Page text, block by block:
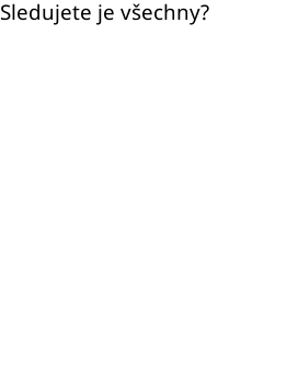
Sledujete je všechny?